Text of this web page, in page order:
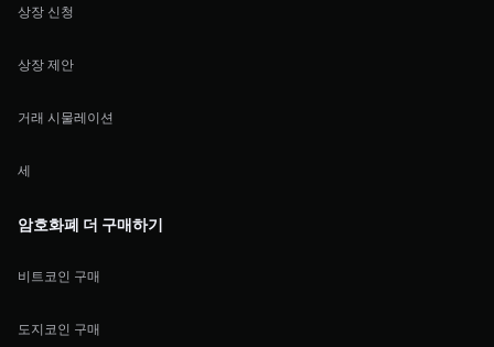
상장 신청
상장 제안
거래 시물레이션
세
암호화폐 더 구매하기
비트코인 구매
도지코인 구매